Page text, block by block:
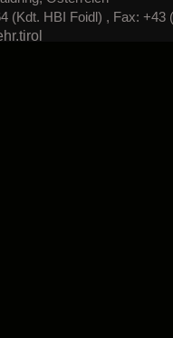
(Kdt. HBI Foidl) , Fax: +43